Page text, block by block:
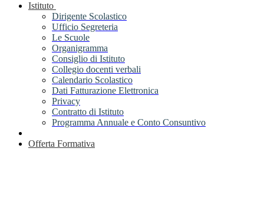
Istituto
Dirigente Scolastico
Ufficio Segreteria
Le Scuole
Organigramma
Consiglio di Istituto
Collegio docenti verbali
Calendario Scolastico
Dati Fatturazione Elettronica
Privacy
Contratto di Istituto
Programma Annuale e Conto Consuntivo
Offerta Formativa